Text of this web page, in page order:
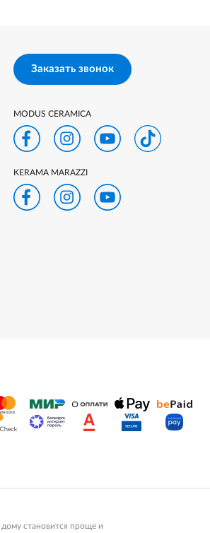
Заказать звонок
MODUS CERAMICA
KERAMA MARAZZI
становится проще и